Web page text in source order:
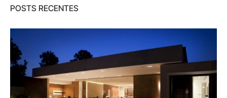
POSTS RECENTES